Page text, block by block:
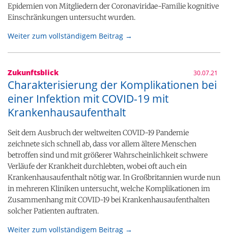
Epidemien von Mitgliedern der Coronaviridae-Familie kognitive
Einschränkungen untersucht wurden.
Weiter zum vollständigem Beitrag →
Zukunftsblick 30.07.21
Charakterisierung der Komplikationen bei
einer Infektion mit COVID-19 mit
Krankenhausaufenthalt
Seit dem Ausbruch der weltweiten COVID-19 Pandemie
zeichnete sich schnell ab, dass vor allem ältere Menschen
betroffen sind und mit größerer Wahrscheinlichkeit schwere
Verläufe der Krankheit durchlebten, wobei oft auch ein
Krankenhausaufenthalt nötig war. In Großbritannien wurde nun
in mehreren Kliniken untersucht, welche Komplikationen im
Zusammenhang mit COVID-19 bei Krankenhausaufenthalten
solcher Patienten auftraten.
Weiter zum vollständigem Beitrag →